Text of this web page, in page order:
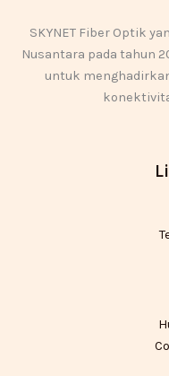
SKYNET Fiber Optik
Nusantara pada tahun
untuk